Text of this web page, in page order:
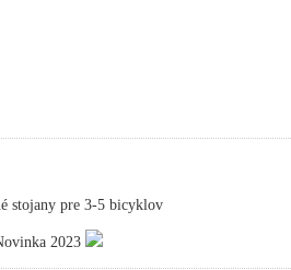
stojany pre 3-5 bicyklov
2023